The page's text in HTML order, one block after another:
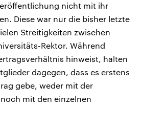
nicht mit ihr
Diese war nur die bisher letzte
Streitigkeiten zwischen
Rektor. Während
hinweist, halten
dagegen, dass es erstens
gebe, weder mit der
mit den einzelnen